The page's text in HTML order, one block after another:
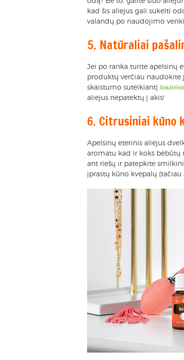
kad šis aliejus gali sukelti
valandų po naudojimo
5. Natūraliai
Jei po ranka turite apelsinų
produktų verčiau naudokite
skaistumo suteikiantį
aliejus nepatektų į akis!
6. Citrusiniai kūno
Apelsinų eterinis aliejus
aromatu kad ir koks bebūtų
ant riešų ir patepkite
įprastų kūno kvepalų